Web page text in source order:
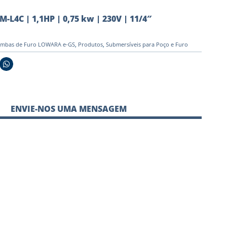
L4C | 1,1HP | 0,75 kw | 230V | 11/4″
de Furo LOWARA e-GS, Produtos, Submersíveis para Poço e Furo
ENVIE-NOS UMA MENSAGEM